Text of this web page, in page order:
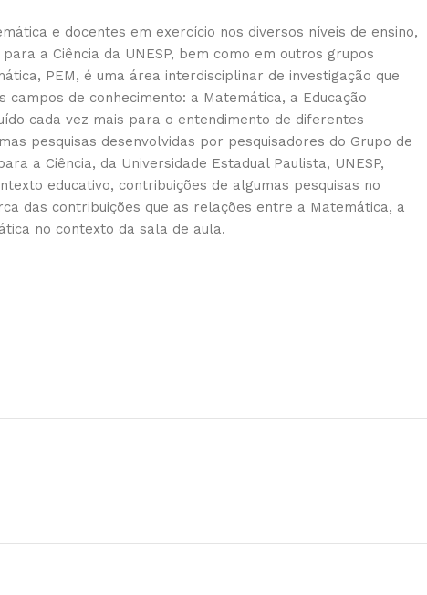
e docentes em exercício nos diversos níveis de ensino,
a Ciência da UNESP, bem como em outros grupos
PEM, é uma área interdisciplinar de investigação que
de conhecimento: a Matemática, a Educação
cada vez mais para o entendimento de diferentes
pesquisas desenvolvidas por pesquisadores do Grupo de
a Ciência, da Universidade Estadual Paulista, UNESP,
educativo, contribuições de algumas pesquisas no
das contribuições que as relações entre a Matemática, a
no contexto da sala de aula.